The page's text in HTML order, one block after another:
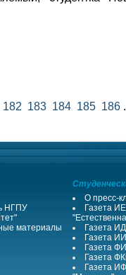
182 183 184 185 186
НГПУ
материалы
О пресс-
Газета
Газета
Газета
Газета
Газета
Газета